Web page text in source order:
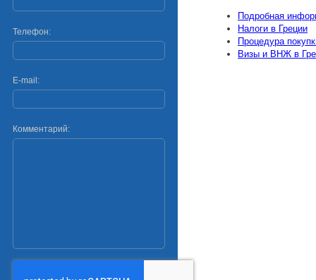
Подробная
Налоги в Греции
Процедура
Визы и ВНЖ в
Телефон:
E-mail:
Комментарий: